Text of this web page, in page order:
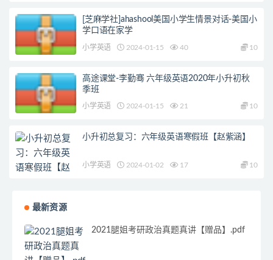
[芝麻学社]ahashool美国小学生情景对话-美国小
学口语在家学
小学英语 2024-01-15 40 10
高途课堂-李勤骞 六年级英语2020年小升初秋
季班
小学英语 2024-01-15 21 10
小升初总复习：六年级英语寒假班【赵紫涵】
小学英语 2024-01-02 17 10
最新资源
2021腿姐考研政治真题真讲【赠品】.pdf